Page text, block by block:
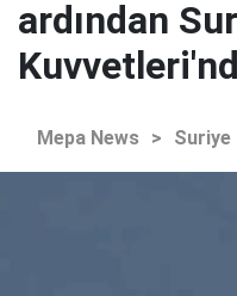
ardından
Mepa News > Suriye